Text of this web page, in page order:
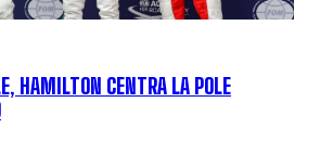
HAMILTON CENTRA LA POLE